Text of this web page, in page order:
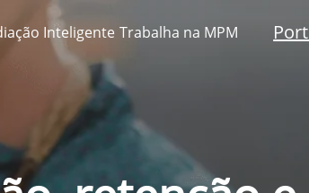
Inteligente Trabalha na MPM